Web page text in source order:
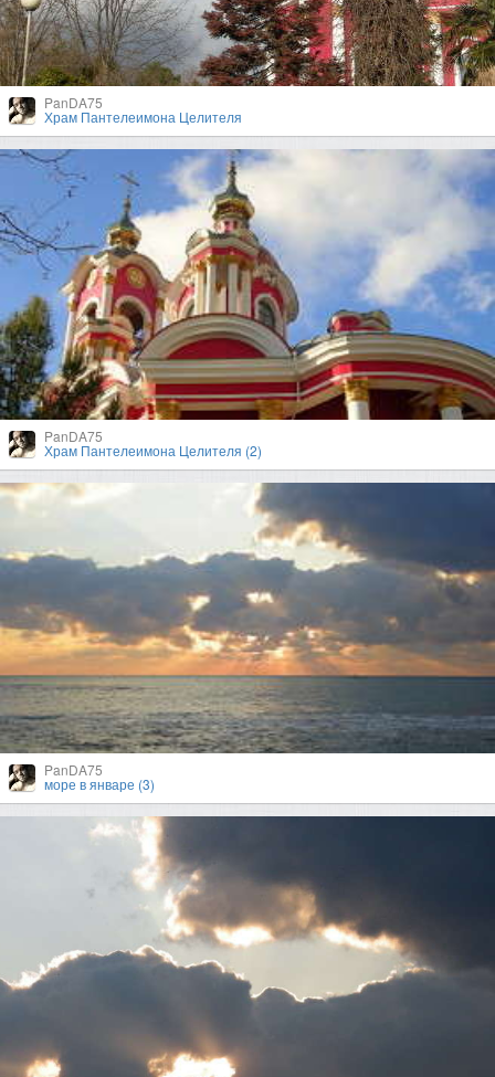
PanDA75
Храм Пантелеимона Целителя
PanDA75
Храм Пантелеимона Целителя (2)
PanDA75
море в январе (3)